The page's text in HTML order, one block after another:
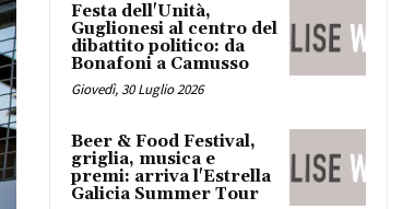
Festa dell'Unità,
Guglionesi al centro del
dibattito politico: da
Bonafoni a Camusso
Giovedì, 30 Luglio 2026
Beer & Food Festival,
griglia, musica e
premi: arriva l'Estrella
Galicia Summer Tour